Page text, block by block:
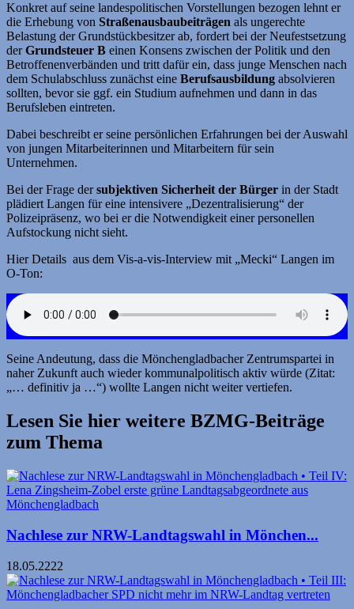
Konkret auf seine landespolitischen Vorstellungen bezogen lehnt er
die Erhebung von Straßenausbaubeiträgen als ungerechte
Belastung der Grundstückbesitzer ab, fordert bei der Neufestsetzung
derGrundsteuer B einen Konsens zwischen der Politik und den
Betroffenenverbänden und tritt dafür ein, dass junge Menschen nach
dem Schulabschluss zunächst eine Berufsausbildung absolvieren
sollten, bevor sie ggf. ein Studium aufnehmen und dann in das
Berufsleben eintreten.
Dabei beschreibt er seine persönlichen Erfahrungen bei der Auswahl
von jungen Mitarbeiterinnen und Mitarbeitern für sein
Unternehmen.
Bei der Frage dersubjektiven Sicherheit der Bürger in der Stadt
plädiert Langen für eine intensivere „Dezentralisierung“ der
Polizeipräsenz, wo bei er die Notwendigkeit einer personellen
Aufstockung nicht sieht.
Hier Details aus dem Vis-a-vis-Interview mit „Mecki“ Langen im
O-Ton:
Seine Andeutung, dass die Mönchengladbacher Zentrumspartei in
naher Zukunft auch wieder kommunalpolitisch aktiv würde (Zitat:
„… definitiv ja …“) wollte Langen nicht weiter vertiefen.
Lesen Sie hier weitere BZMG-Beiträge
zum Thema
Nachlese zur NRW-Landtagswahl in Mönchen...
18.05.2222